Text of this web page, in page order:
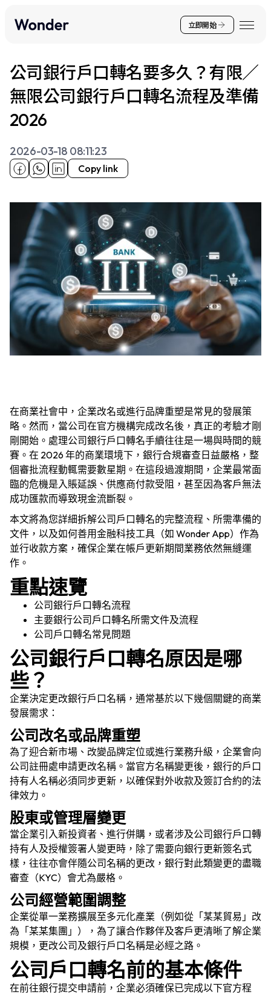
立即開始
公司銀行戶口轉名要多久？有限／
無限公司銀行戶口轉名流程及準備
2026
2026-03-18 08:11:23
Copy link
在商業社會中，企業改名或進行品牌重塑是常見的發展策
略。然而，當公司在官方機構完成改名後，真正的考驗才剛
剛開始。處理公司銀行戶口轉名手續往往是一場與時間的競
賽。在 2026 年的商業環境下，銀行合規審查日益嚴格，整
個審批流程動輒需要數星期。在這段過渡期間，企業最常面
臨的危機是入賬延誤、供應商付款受阻，甚至因為客戶無法
成功匯款而導致現金流斷裂。
本文將為您詳細拆解公司戶口轉名的完整流程、所需準備的
文件，以及如何善用金融科技工具（如 Wonder App）作為
並行收款方案，確保企業在帳戶更新期間業務依然無縫運
作。
重點速覽
公司銀行戶口轉名流程
主要銀行公司戶口轉名所需文件及流程
公司戶口轉名常見問題
公司銀行戶口轉名原因是哪
些？
企業決定更改銀行戶口名稱，通常基於以下幾個關鍵的商業
發展需求：
公司改名或品牌重塑
為了迎合新市場、改變品牌定位或進行業務升級，企業會向
公司註冊處申請更改名稱。當官方名稱變更後，銀行的戶口
持有人名稱必須同步更新，以確保對外收款及簽訂合約的法
律效力。
股東或管理層變更
當企業引入新投資者、進行併購，或者涉及公司銀行戶口轉
持有人及授權簽署人變更時，除了需要向銀行更新簽名式
樣，往往亦會伴隨公司名稱的更改，銀行對此類變更的盡職
審查（KYC）會尤為嚴格。
公司經營範圍調整
企業從單一業務擴展至多元化產業（例如從「某某貿易」改
為「某某集團」），為了讓合作夥伴及客戶更清晰了解企業
規模，更改公司及銀行戶口名稱是必經之路。
公司戶口轉名前的基本條件
在前往銀行提交申請前，企業必須確保已完成以下官方程